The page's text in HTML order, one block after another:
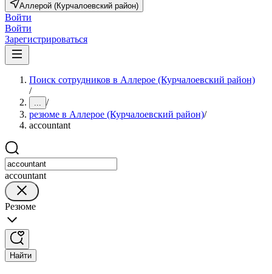
Аллерой (Курчалоевский район)
Войти
Войти
Зарегистрироваться
Поиск сотрудников в Аллерое (Курчалоевский район)
/
... /
резюме в Аллерое (Курчалоевский район)/
accountant
accountant
Резюме
Найти